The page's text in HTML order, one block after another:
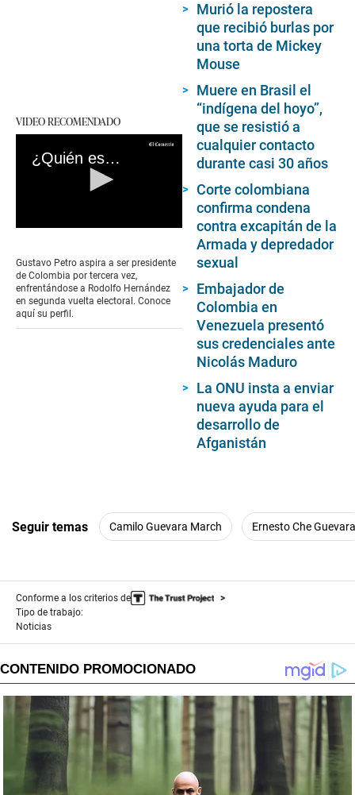
VIDEO RECOMENDADO
¿Quién es Gustavo Petro, el “revolucionario” que quiere gobernar Colombia?
of
0
seconds
Gustavo Petro aspira a ser presidente
de Colombia por tercera vez,
enfrentándose a Rodolfo Hernández
en segunda vuelta electoral. Conoce
aquí su perfil.
Murió la repostera
que recibió burlas por
una torta de Mickey
Mouse
Muere en Brasil el
“indígena del hoyo”,
que se resistió a
cualquier contacto
durante casi 30 años
Corte colombiana
confirma condena
contra excapitán de la
Armada y depredador
sexual
Embajador de
Colombia en
Venezuela presentó
sus credenciales ante
Nicolás Maduro
La ONU insta a enviar
nueva ayuda para el
desarrollo de
Afganistán
Seguir temas Camilo Guevara March Ernesto Che Guevara
Conforme a los criterios de
Tipo de trabajo:
Noticias